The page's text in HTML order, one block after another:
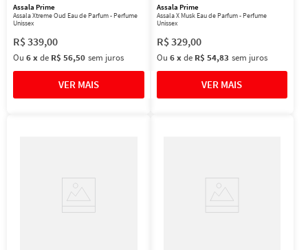
Assala Prime
Assala Xtreme Oud Eau de Parfum - Perfume
Unissex
R$339,00
Ou 6xde R$ 56,50 sem juros
Assala Prime
Assala X Musk Eau de Parfum - Perfume
Unissex
R$329,00
Ou 6 xde R$ 54,83 sem juros